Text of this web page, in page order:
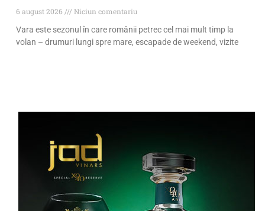
6 august 2026
Niciun comentariu
Vara este sezonul în care românii petrec cel mai mult timp la
volan – drumuri lungi spre mare, escapade de weekend, vizite